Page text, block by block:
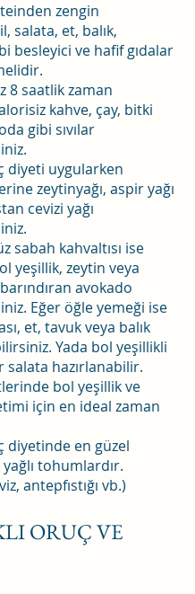
zengin
salata, et, balık,
besleyici ve hafif gıdalar
8 saatlik zaman
kahve, çay, bitki
gibi sıvılar
diyeti uygularken
zeytinyağı, aspir yağı
cevizi yağı
sabah kahvaltısı ise
yeşillik, zeytin veya
barındıran avokado
Eğer öğle yemeği ise
et, tavuk veya balık
Yada bol yeşillikli
hazırlanabilir.
bol yeşillik ve
için en ideal zaman
diyetinde en güzel
yağlı tohumlardır.
antepfıstığı vb.)
ORUÇ VE